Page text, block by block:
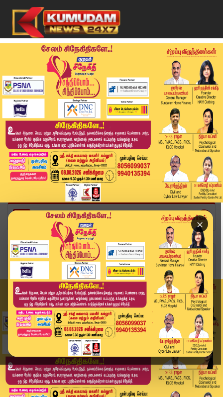
×
Home
தமிழ்நாடு
"இந்த ஆண்டு மின் கட்டண உயர்வு இல்லை"- அமைச்சர் ...